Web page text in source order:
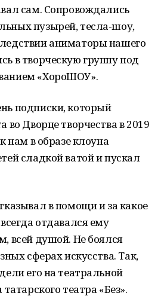
сам. Сопровождались
пузырей, тесла-шоу,
аниматоры нашего
в творческую группу под
«ХороШОУ».
подписки, который
во Дворце творчества в 2019
нам в образе клоуна
сладкой ватой и пускал
в помощи и за какое
отдавался ему
всей душой. Не боялся
сферах искусства. Так,
его на театральной
театра «Без».